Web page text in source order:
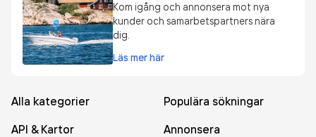
Kom igång och annonsera mot nya
kunder och samarbetspartners nära
dig.
Läs mer här
Alla kategorier
Populära sökningar
API & Kartor
Annonsera